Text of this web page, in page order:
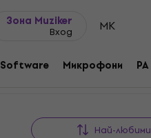
Зона Muziker
Вход MK
Software Микрофони PA
Най-любими